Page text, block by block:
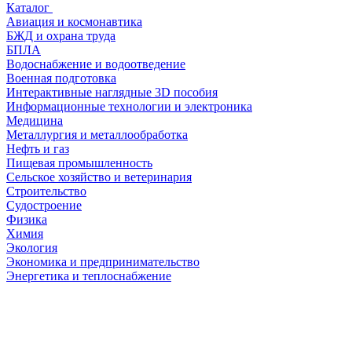
Каталог
Авиация и космонавтика
БЖД и охрана труда
БПЛА
Водоснабжение и водоотведение
Военная подготовка
Интерактивные наглядные 3D пособия
Информационные технологии и электроника
Медицина
Металлургия и металлообработка
Нефть и газ
Пищевая промышленность
Сельское хозяйство и ветеринария
Строительство
Судостроение
Физика
Химия
Экология
Экономика и предпринимательство
Энергетика и теплоснабжение